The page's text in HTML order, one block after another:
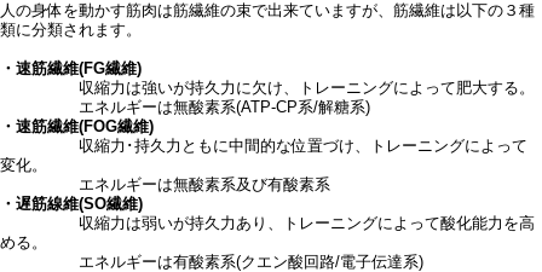
人の身体を動かす筋肉は筋繊維の束で出来ていますが、筋繊維は以下の３種
類に分類されます。
・速筋繊維(FG繊維)
収縮力は強いが持久力に欠け、トレーニングによって肥大する。
エネルギーは無酸素系(ATP-CP系/解糖系)
・速筋繊維(FOG繊維)
収縮力･持久力ともに中間的な位置づけ、トレーニングによって
変化。
エネルギーは無酸素系及び有酸素系
・遅筋線維(SO繊維)
収縮力は弱いが持久力あり、トレーニングによって酸化能力を高
める。
エネルギーは有酸素系(クエン酸回路/電子伝達系)